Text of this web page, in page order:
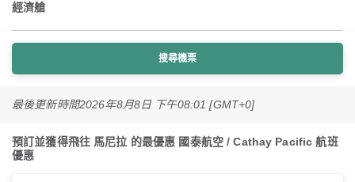
經濟艙
搜尋機票
最後更新時間2026年8月8日 下午08:01 [GMT+0]
預訂並獲得飛往 馬尼拉 的最優惠 國泰航空 / Cathay Pacific 航班
優惠